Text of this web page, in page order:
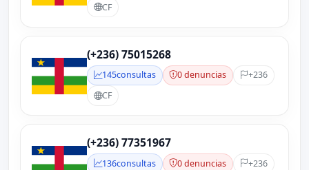
CF
(+236) 75015268
145consultas 0 denuncias
+236
CF
(+236) 77351967
136consultas 0 denuncias
+236